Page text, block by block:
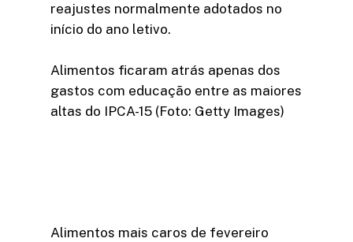
reajustes normalmente adotados no
início do ano letivo.
Alimentos ficaram atrás apenas dos
gastos com educação entre as maiores
altas do IPCA-15 (Foto: Getty Images)
Alimentos mais caros de fevereiro